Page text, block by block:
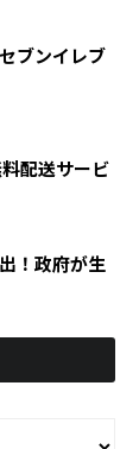
ブンイレブ
配送サービ
！政府が生